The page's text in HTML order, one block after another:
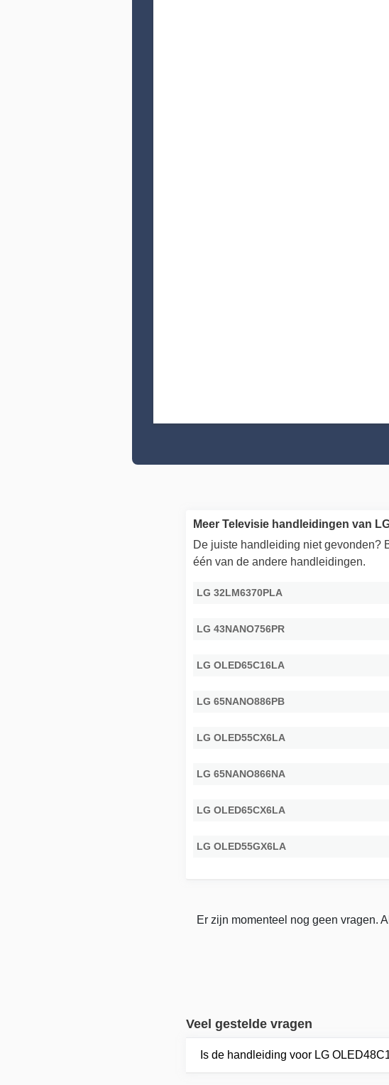
Meer Televisie handleidingen van
De juiste handleiding niet gevonden?
één van de andere handleidingen.
LG 32LM6370PLA
LG 43NANO756PR
LG OLED65C16LA
LG 65NANO886PB
LG OLED55CX6LA
LG 65NANO866NA
LG OLED65CX6LA
LG OLED55GX6LA
Er zijn momenteel nog geen vragen.
Veel gestelde vragen
Is de handleiding voor LG